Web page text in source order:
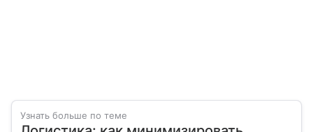
Узнать больше по теме